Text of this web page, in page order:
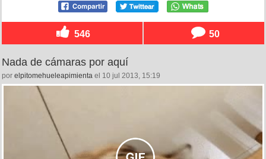
546 50
Nada de cámaras por aquí
por elpitomehueleapimienta el 10 jul 2013, 15:19